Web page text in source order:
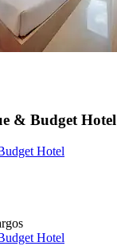
& Budget Hotel
Hotel
Hotel